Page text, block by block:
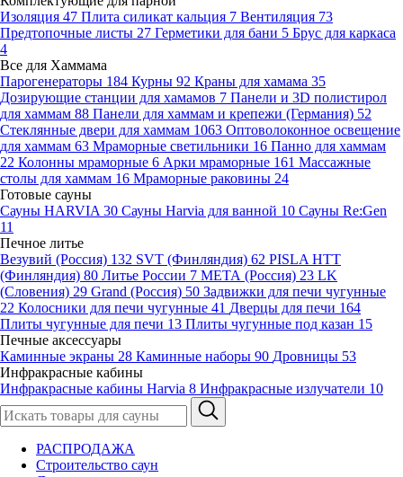
Изоляция 47 Плита силикат кальция 7 Вентиляция 73
Предтопочные листы 27 Герметики для бани 5 Брус для каркаса
4
Все для Хаммама
Парогенераторы 184 Курны 92 Краны для хамама 35
Дозирующие станции для хамамов 7 Панели и 3D полистирол
для хаммам 88 Панели для хаммам и крепежи (Германия) 52
Стеклянные двери для хаммам 1063 Оптоволоконное освещение
для хаммам 63 Мраморные светильники 16 Панно для хаммам
22 Колонны мраморные 6 Арки мраморные 161 Массажные
столы для хаммам 16 Мраморные раковины 24
Готовые сауны
Сауны HARVIA 30 Сауны Harvia для ванной 10 Сауны Re:Gen
11
Печное литье
Везувий (Россия) 132 SVT (Финляндия) 62 PISLA HTT
(Финляндия) 80 Литье России 7 МЕТА (Россия) 23 LK
(Словения) 29 Grand (Россия) 50 Задвижки для печи чугунные
22 Колосники для печи чугунные 41 Дверцы для печи 164
Плиты чугунные для печи 13 Плиты чугунные под казан 15
Печные аксессуары
Каминные экраны 28 Каминные наборы 90 Дровницы 53
Инфракрасные кабины
Инфракрасные кабины Harvia 8 Инфракрасные излучатели 10
РАСПРОДАЖА
Строительство саун